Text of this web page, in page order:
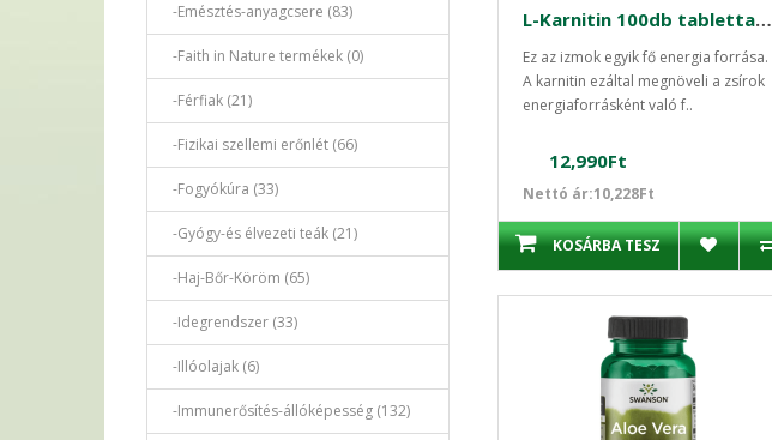
-Emésztés-anyagcsere (83)
-Faith in Nature termékek (0)
-Férfiak (21)
-Fizikai szellemi erőnlét (66)
-Fogyókúra (33)
-Gyógy-és élvezeti teák (21)
-Haj-Bőr-Köröm (65)
-Idegrendszer (33)
-Illóolajak (6)
-Immunerősítés-állóképesség (132)
L-Karnitin 100db tabletta SW
Ez az izmok egyik fő energia forrása.
A karnitin ezáltal megnöveli a zsírok
energiaforrásként való f..
12,990Ft
Nettó ár:10,228Ft
KOSÁRBA TESZ